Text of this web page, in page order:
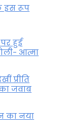
के इस रूप
हुई
आत्मा
प्रीति
जवाब
का नया